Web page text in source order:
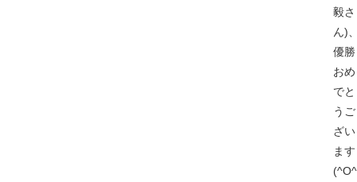
毅さ
ん)
優勝
おめ
でと
うご
ざい
ます